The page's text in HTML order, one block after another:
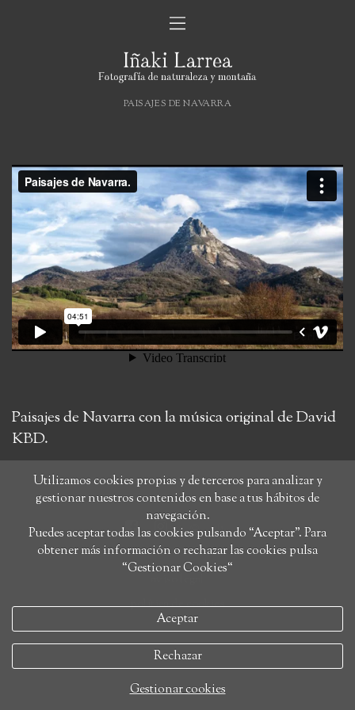
PAISAJES DE NAVARRA
Paisajes de Navarra con la música original de David
KBD.
política de cookies
Utilizamos cookies propias y de terceros para analizar y
gestionar nuestros contenidos en base a tus hábitos de
navegación.
Puedes aceptar todas las cookies pulsando “Aceptar”. Para
obtener más información o rechazar las cookies pulsa
“Gestionar Cookies“
Aceptar
Rechazar
Gestionar cookies